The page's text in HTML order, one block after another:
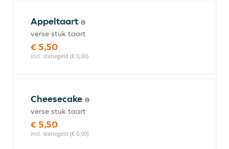
Appeltaart
verse stuk taart
€ 5,50
incl. statiegeld (€ 0,00)
Cheesecake
verse stuk taart
€ 5,50
incl. statiegeld (€ 0,00)